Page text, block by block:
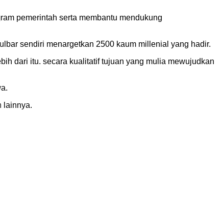
pemerintah serta membantu mendukung
sendiri menargetkan 2500 kaum millenial yang hadir.
dari itu. secara kualitatif tujuan yang mulia mewujudkan
lainnya.